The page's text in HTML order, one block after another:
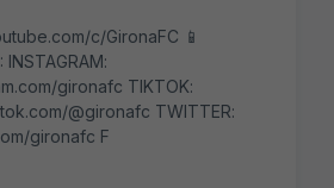
c/GironaFC 📱
INSTAGRAM:
gironafc TIKTOK:
@gironafc TWITTER:
gironafc F